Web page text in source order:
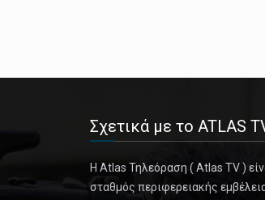
Σχετικά με το ATLAS
Η Atlas Τηλεόραση ( Atlas TV )
σταθμός περιφερειακής